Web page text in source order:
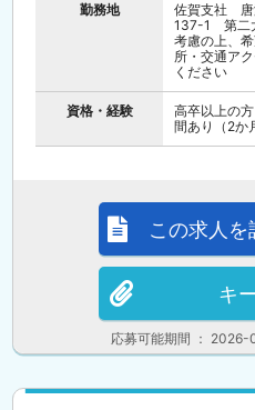
勤務地
佐賀支社 唐
137-1 第二
考慮の上、
所・交通ア
ください
資格・経験
高卒以上の
間あり（2か
応募可能期間 ：
この求人を
キ